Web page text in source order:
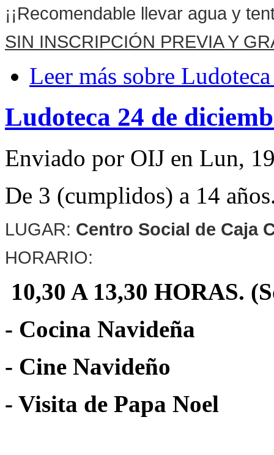
¡¡Recomendable llevar agua y
SIN INSCRIPCIÓN PREVIA Y
Leer más sobre
Ludoteca 24 de
Enviado por OIJ en Lun,
De 3 (cumplidos) a 14
LUGAR: Centro Social de Caja
HORARIO:
10,30 A 13,30 HORAS.
- Cocina Navideña
- Cine Navideño
- Visita de Papa Noel